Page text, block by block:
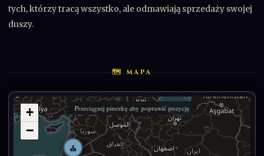
tych, którzy tracą wszystko, ale odmawiają sprzedaży swojej
duszy.
🗺 MAPA